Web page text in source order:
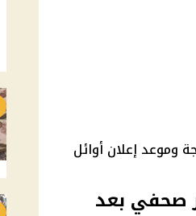
النتيجة وموعد إعلان أوائل
2025 في مؤتمر صحفي بعد